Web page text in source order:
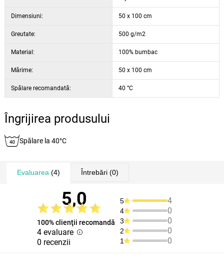
Dimensiuni: 50 x 100 cm
Greutate: 500 g/m2
Material: 100% bumbac
Mărime: 50 x 100 cm
Spălare recomandată: 40 °C
Îngrijirea produsului
Spălare la 40°C
Evaluarea (4) Întrebări(0)
5,0
100% clienţii recomandă
4 evaluare
0 recenzii
5 4
4 0
3 0
2 0
1 0